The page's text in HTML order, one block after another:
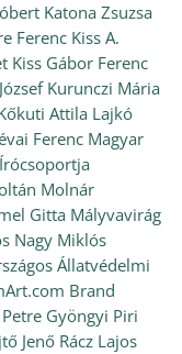
Katona Zsuzsa
Ferenc Kiss A.
Kiss Gábor Ferenc
Kurunczi Mária
Attila Lajkó
Ferenc Magyar
Molnár
Gitta Mályvavirág
Nagy Miklós
Állatvédelmi
Brand
Petre Gyöngyi Piri
Jenő Rácz Lajos